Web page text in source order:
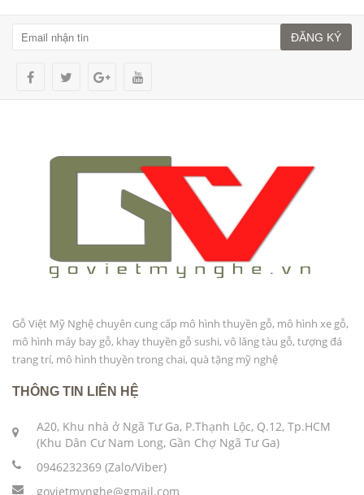
ĐĂNG KÝ
Gỗ Việt Mỹ Nghệ chuyên cung cấp mô hình thuyền gỗ, mô hình xe gỗ,
mô hình máy bay gỗ, khay thuyền gỗ sushi, vô lăng tàu gỗ, tượng đá
trang trí, mô hình thuyền trong chai, quà tặng mỹ nghệ
THÔNG TIN LIÊN HỆ
A20, Khu nhà ở Ngã Tư Ga, P.Thạnh Lộc, Q.12, Tp.HCM
(Khu Dân Cư Nam Long, Gần Chợ Ngã Tư Ga)
0946232369 (Zalo/Viber)
govietmynghe@gmail.com